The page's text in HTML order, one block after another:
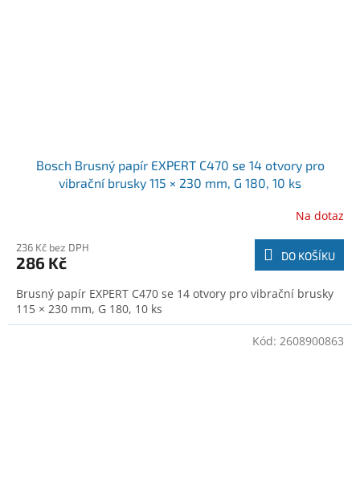
Bosch Brusný papír EXPERT C470 se 14 otvory pro
vibrační brusky 115 × 230 mm, G 180, 10 ks
Na dotaz
236 Kč bez DPH
286 Kč DO KOŠÍKU
Brusný papír EXPERT C470 se 14 otvory pro vibrační brusky
115 × 230 mm, G 180, 10 ks
Kód: 2608900863